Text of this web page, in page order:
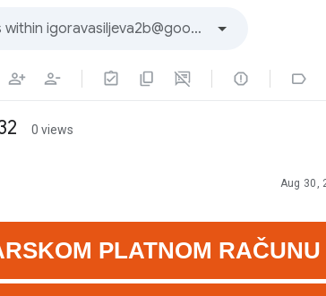

0 views
Aug 30,
PLATNOM RAČUNU